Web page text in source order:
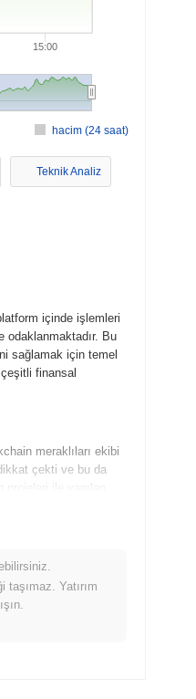
hacim (24 saat)
15:00
Teknik Analiz
içinde işlemleri
odaklanmaktadır. Bu
sağlamak için temel
finansal
meraklıları ekibi
çekti ve bu da
ile yapılan
özellikler
finans (DeFi)
teşvik
artırması
Bu stratejik
Yatırım